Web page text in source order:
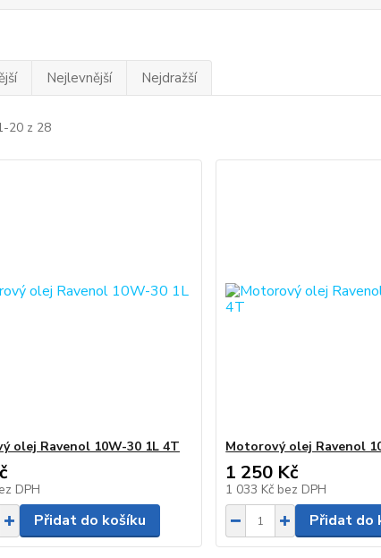
Nejlevnější Nejdražší
20 z 28
olej Ravenol 10W-30 1L 4T
DPH
Přidat do košíku
Motorový olej Ravenol
1 250 Kč
1 033 Kč bez DPH
Přidat do